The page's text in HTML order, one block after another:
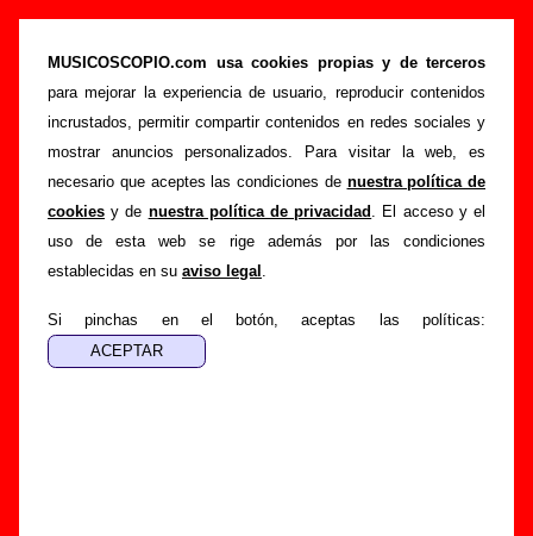
MUSICOSCOPIO.com usa cookies propias y de terceros
para mejorar la experiencia de usuario, reproducir contenidos
incrustados, permitir compartir contenidos en redes sociales y
mostrar anuncios personalizados. Para visitar la web, es
necesario que aceptes las condiciones de nuestra política de
cookies y de nuestra política de privacidad . El acceso y el
uso de esta web se rige además por las condiciones
establecidas en su aviso legal .
Si pinchas en el botón, aceptas las políticas:
“Canciones 1996 / 2006” (CD, 2006) - Bunbury
Portada >Bunbury >Discografía > Canciones 1996 / 2006
Esta página pretende recopilar todo tipo de información
sobre eldisco “Canciones 1996 / 2006”, interpretado por
Bunbury. Además del listado de canciones incluidas en el
disco, también se mostrarán en esta página otros tipos de
información a medida que estén disponibles: los datos
relacionados con su publicación, los créditos de la grabación
responsables de la grabación, las mezclas y la
masterización), información sobre otras ediciones en otros